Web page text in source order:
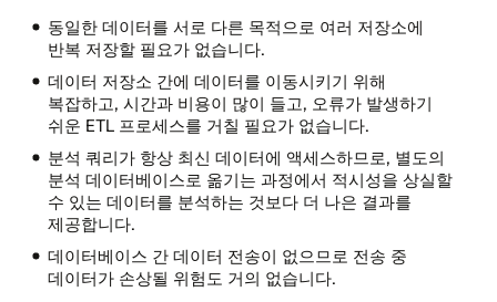
동일한 데이터를 서로 다른 목적으로 여러 저장소에
반복 저장할 필요가 없습니다.
데이터 저장소 간에 데이터를 이동시키기 위해
복잡하고, 시간과 비용이 많이 들고, 오류가 발생하기
쉬운 ETL 프로세스를 거칠 필요가 없습니다.
분석 쿼리가 항상 최신 데이터에 액세스하므로, 별도의
분석 데이터베이스로 옮기는 과정에서 적시성을 상실할
수 있는 데이터를 분석하는 것보다 더 나은 결과를
제공합니다.
데이터베이스 간 데이터 전송이 없으므로 전송 중
데이터가 손상될 위험도 거의 없습니다.